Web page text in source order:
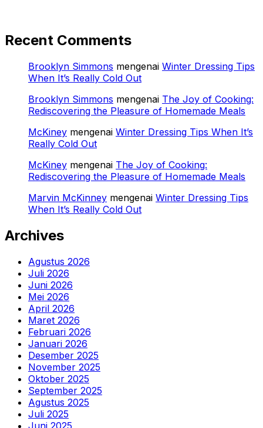
Recent Comments
Brooklyn Simmons mengenai Winter Dressing Tips
When It’s Really Cold Out
Brooklyn Simmons mengenai The Joy of Cooking:
Rediscovering the Pleasure of Homemade Meals
McKiney mengenai Winter Dressing Tips When It’s
Really Cold Out
McKiney mengenai The Joy of Cooking:
Rediscovering the Pleasure of Homemade Meals
Marvin McKinney mengenai Winter Dressing Tips
When It’s Really Cold Out
Archives
Agustus 2026
Juli 2026
Juni 2026
Mei 2026
April 2026
Maret 2026
Februari 2026
Januari 2026
Desember 2025
November 2025
Oktober 2025
September 2025
Agustus 2025
Juli 2025
Juni 2025